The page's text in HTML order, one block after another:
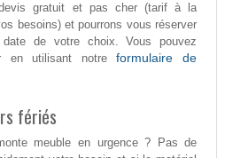
gratuit et pas cher (tarif à la
besoins) et pourrons vous réserver
de votre choix. Vous pouvez
en utilisant notreformulaire de
fériés
meuble en urgence ? Pas de